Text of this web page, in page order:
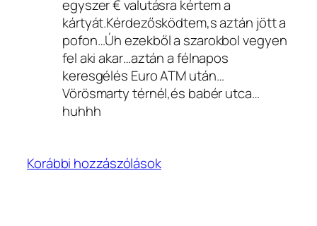
egyszer € valutásra kértem a
kártyát.Kérdezősködtem,s aztán jött a
pofon…Úh ezekből a szarokbol vegyen
fel aki akar…aztán a félnapos
keresgélés Euro ATM után…
Vörösmarty térnél,és babér utca…
huhhh
Korábbi hozzászólások